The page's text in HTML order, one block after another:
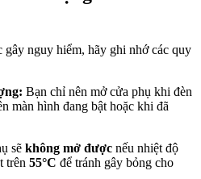
nguy hiểm, hãy ghi nhớ các quy
Bạn chỉ nên mở cửa phụ khi đèn
màn hình đang bật hoặc khi đã
sẽ không mở được nếu nhiệt độ
trên 55°C để tránh gây bỏng cho